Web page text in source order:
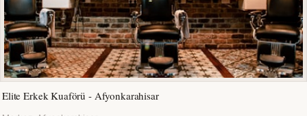
Elite Erkek Kuaförü - Afyonkarahisar